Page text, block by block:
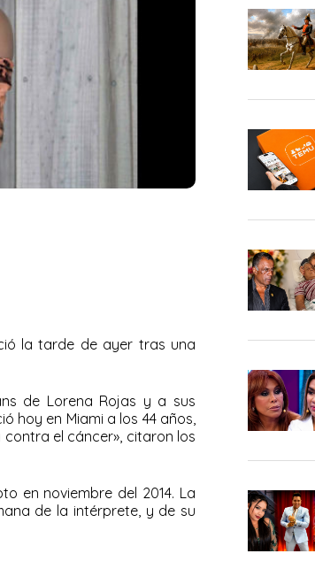
la tarde de ayer tras una
de Lorena Rojas y a sus
hoy en Miami a los 44 años,
el cáncer», citaron los
en noviembre del 2014. La
de la intérprete, y de su